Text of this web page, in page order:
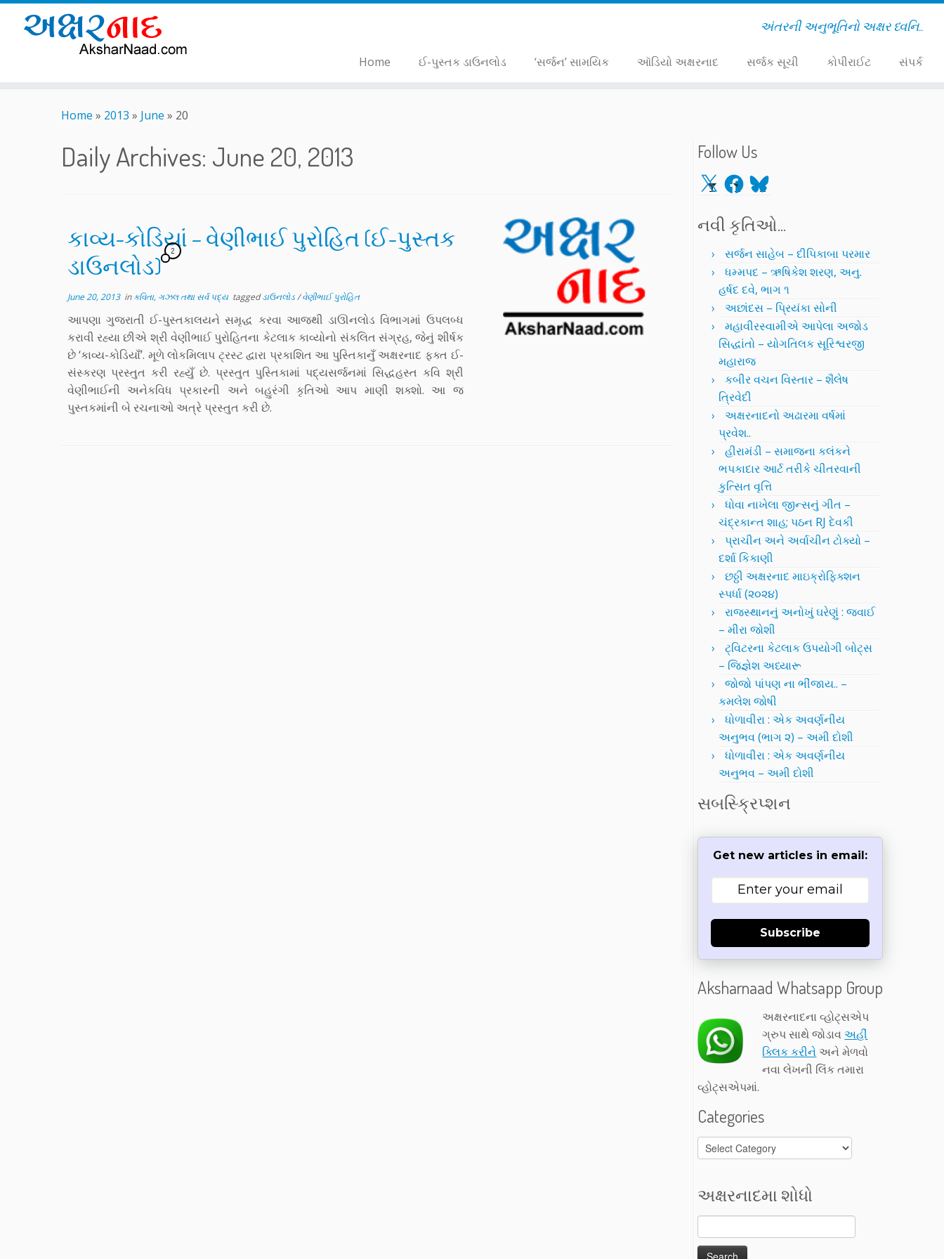
અંતરની અનુભૂતિનો અક્ષર ધ્વનિ..
Home ઈ-પુસ્તક ડાઉનલોડ ‘સર્જન’ સામયિક ઑડિયો અક્ષરનાદ સર્જક સૂચી કોપીરાઈટ સંપર્ક
Home » 2013 » June » 20
Daily Archives: June 20, 2013
કાવ્ય-કોડિયાં – વેણીભાઈ પુરોહિત (ઈ-પુસ્તક
ડાઉનલોડ)
2
June 20, 2013inકવિતા, ગઝલ તથા સર્વ પદ્ય taggedડાઉનલોડ/વેણીભાઈ પુરોહિત
આપણા ગુજરાતી ઈ-પુસ્તકાલયને સમૃદ્ધ કરવા આજથી ડાઊનલોડ વિભાગમાં ઉપલબ્ધ
કરાવી રહ્યા છીએ શ્રી વેણીભાઈ પુરોહિતના કેટલાક કાવ્યોનો સંકલિત સંગ્રહ, જેનું શીર્ષક
છે ‘કાવ્ય-કોડિયાઁ’. મૂળે લોકમિલાપ ટ્રસ્ટ દ્વારા પ્રકાશિત આ પુસ્તિકાનુઁ અક્ષરનાદ ફક્ત ઈ-
સંસ્કરણ પ્રસ્તુત કરી રહ્યુઁ છે. પ્રસ્તુત પુસ્તિકામાં પદ્યસર્જનમાં સિદ્ધહસ્ત કવિ શ્રી
વેણીભાઈની અનેકવિધ પ્રકારની અને બહુરંગી કૃતિઓ આપ માણી શક્શો. આ જ
પુસ્તકમાંની બે રચનાઓ અત્રે પ્રસ્તુત કરી છે.
Follow Us
X Facebook
Bluesky
નવી કૃતિઓ…
સર્જન સાહેબ – દીપિકાબા પરમાર
ધમ્મપદ – ઋષિકેશ શરણ, અનુ.
હર્ષદ દવે, ભાગ ૧
અછાંદસ – પ્રિયંકા સોની
મહાવીરસ્વામીએ આપેલા અજોડ
સિદ્ધાંતો – યોગતિલક સૂરિશ્વરજી
મહારાજ
કબીર વચન વિસ્તાર – શૈલેષ
ત્રિવેદી
અક્ષરનાદનો અઢારમા વર્ષમાં
પ્રવેશ..
હીરામંડી – સમાજના કલંકને
ભપકાદાર આર્ટ તરીકે ચીતરવાની
કુત્સિત વૃત્તિ
ધોવા નાખેલા જીન્સનું ગીત –
ચંદ્રકાન્ત શાહ; પઠન RJ દેવકી
પ્રાચીન અને અર્વાચીન ટોક્યો –
દર્શા કિકાણી
છઠ્ઠી અક્ષરનાદ માઇક્રોફિક્શન
સ્પર્ધા (૨૦૨૪)
રાજસ્થાનનું અનોખું ઘરેણું : જવાઈ
– મીરા જોશી
ટ્વિટરના કેટલાક ઉપયોગી બોટ્સ
– જિજ્ઞેશ અધ્યારૂ
જોજો પાંપણ ના ભીંજાય.. –
કમલેશ જોષી
ધોળાવીરા : એક અવર્ણનીય
અનુભવ (ભાગ ૨) – અમી દોશી
ધોળાવીરા : એક અવર્ણનીય
અનુભવ – અમી દોશી
સબસ્ક્રિપ્શન
Get new articles in email:
Subscribe
Aksharnaad Whatsapp Group
અક્ષરનાદના વ્હોટ્સએપ
ગ્રુપ સાથે જોડાવઅહીં
ક્લિક કરીને અને મેળવો
નવા લેખની લિંક તમારા
વ્હોટ્સએપમાં.
Categories
Categories
અક્ષરનાદમા શોધો